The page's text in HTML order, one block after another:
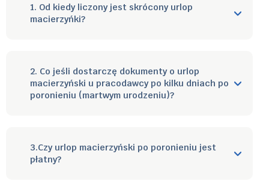
1. Od kiedy liczony jest skrócony urlop
macierzyńki?
2. Co jeśli dostarczę dokumenty o urlop
macierzyński u pracodawcy po kilku dniach po
poronieniu (martwym urodzeniu)?
3.Czy urlop macierzyński po poronieniu jest
płatny?